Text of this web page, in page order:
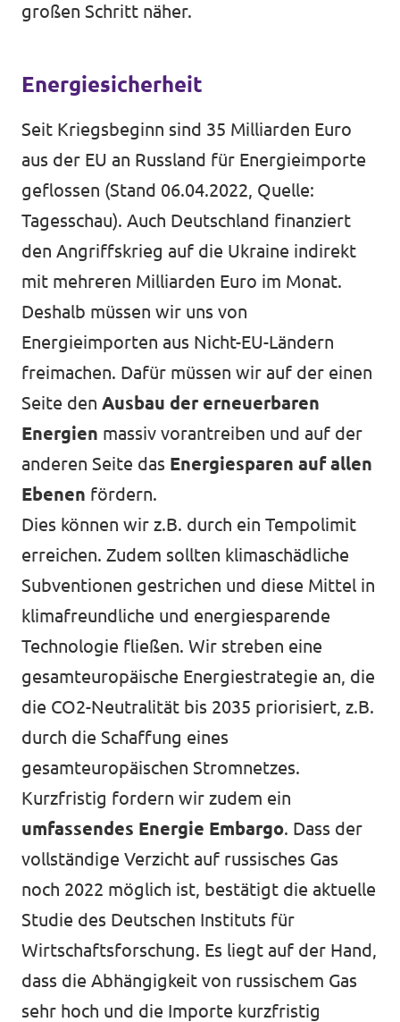
großen Schritt näher.
Energiesicherheit
Seit Kriegsbeginn sind 35 Milliarden Euro
aus der EU an Russland für Energieimporte
geflossen (Stand 06.04.2022, Quelle:
Tagesschau). Auch Deutschland finanziert
den Angriffskrieg auf die Ukraine indirekt
mit mehreren Milliarden Euro im Monat.
Deshalb müssen wir uns von
Energieimporten aus Nicht-EU-Ländern
freimachen. Dafür müssen wir auf der einen
Seite den Ausbau der erneuerbaren
Energien massiv vorantreiben und auf der
anderen Seite das Energiesparen auf allen
Ebenen fördern.
Dies können wir z.B. durch ein Tempolimit
erreichen. Zudem sollten klimaschädliche
Subventionen gestrichen und diese Mittel in
klimafreundliche und energiesparende
Technologie fließen. Wir streben eine
gesamteuropäische Energiestrategie an, die
die CO2-Neutralität bis 2035 priorisiert, z.B.
durch die Schaffung eines
gesamteuropäischen Stromnetzes.
Kurzfristig fordern wir zudem ein
umfassendes Energie Embargo. Dass der
vollständige Verzicht auf russisches Gas
noch 2022 möglich ist, bestätigt die aktuelle
Studie des Deutschen Instituts für
Wirtschaftsforschung. Es liegt auf der Hand,
dass die Abhängigkeit von russischem Gas
sehr hoch und die Importe kurzfristig